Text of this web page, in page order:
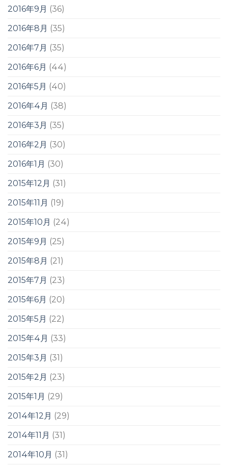
2016年9月 (36)
2016年8月 (35)
2016年7月 (35)
2016年6月 (44)
2016年5月 (40)
2016年4月 (38)
2016年3月 (35)
2016年2月 (30)
2016年1月 (30)
2015年12月 (31)
2015年11月 (19)
2015年10月 (24)
2015年9月 (25)
2015年8月 (21)
2015年7月 (23)
2015年6月 (20)
2015年5月 (22)
2015年4月 (33)
2015年3月 (31)
2015年2月 (23)
2015年1月 (29)
2014年12月 (29)
2014年11月 (31)
2014年10月 (31)